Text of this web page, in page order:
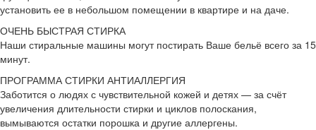
установить ее в небольшом помещении в квартире и на даче.
ОЧЕНЬ БЫСТРАЯ СТИРКА
Наши стиральные машины могут постирать Ваше бельё всего за 15
минут.
ПРОГРАММА СТИРКИ АНТИАЛЛЕРГИЯ
Заботится о людях с чувствительной кожей и детях — за счёт
увеличения длительности стирки и циклов полоскания,
вымываются остатки порошка и другие аллергены.